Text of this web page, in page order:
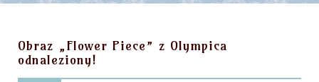
Obraz „Flower Piece” z Olympica
odnaleziony!